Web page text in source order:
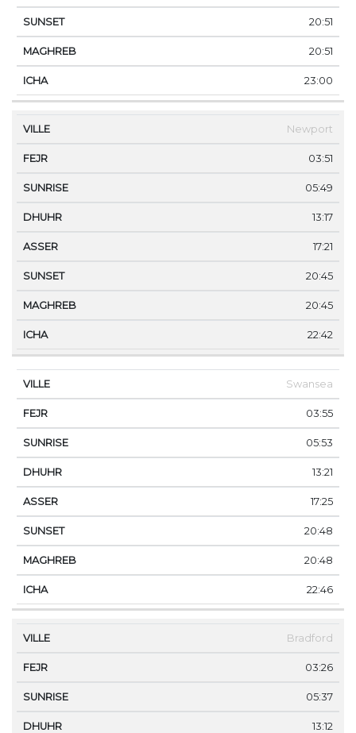
20:51
20:51
23:00
Newport
03:51
05:49
13:17
17:21
20:45
20:45
22:42
Swansea
03:55
05:53
13:21
17:25
20:48
20:48
22:46
Bradford
03:26
05:37
13:12